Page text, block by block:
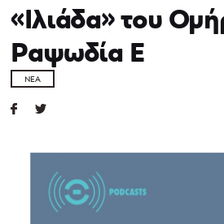
«Ιλιάδα» του
Ραψωδία E
ΝΈΑ